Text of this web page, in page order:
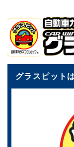
グラスピット